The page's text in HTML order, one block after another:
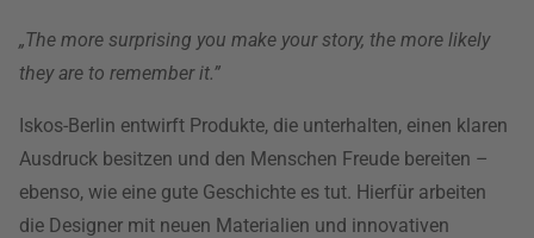
„The more surprising you make your story, the more likely
they are to remember it.”
Iskos-Berlin entwirft Produkte, die unterhalten, einen klaren
Ausdruck besitzen und den Menschen Freude bereiten –
ebenso, wie eine gute Geschichte es tut. Hierfür arbeiten
die Designer mit neuen Materialien und innovativen